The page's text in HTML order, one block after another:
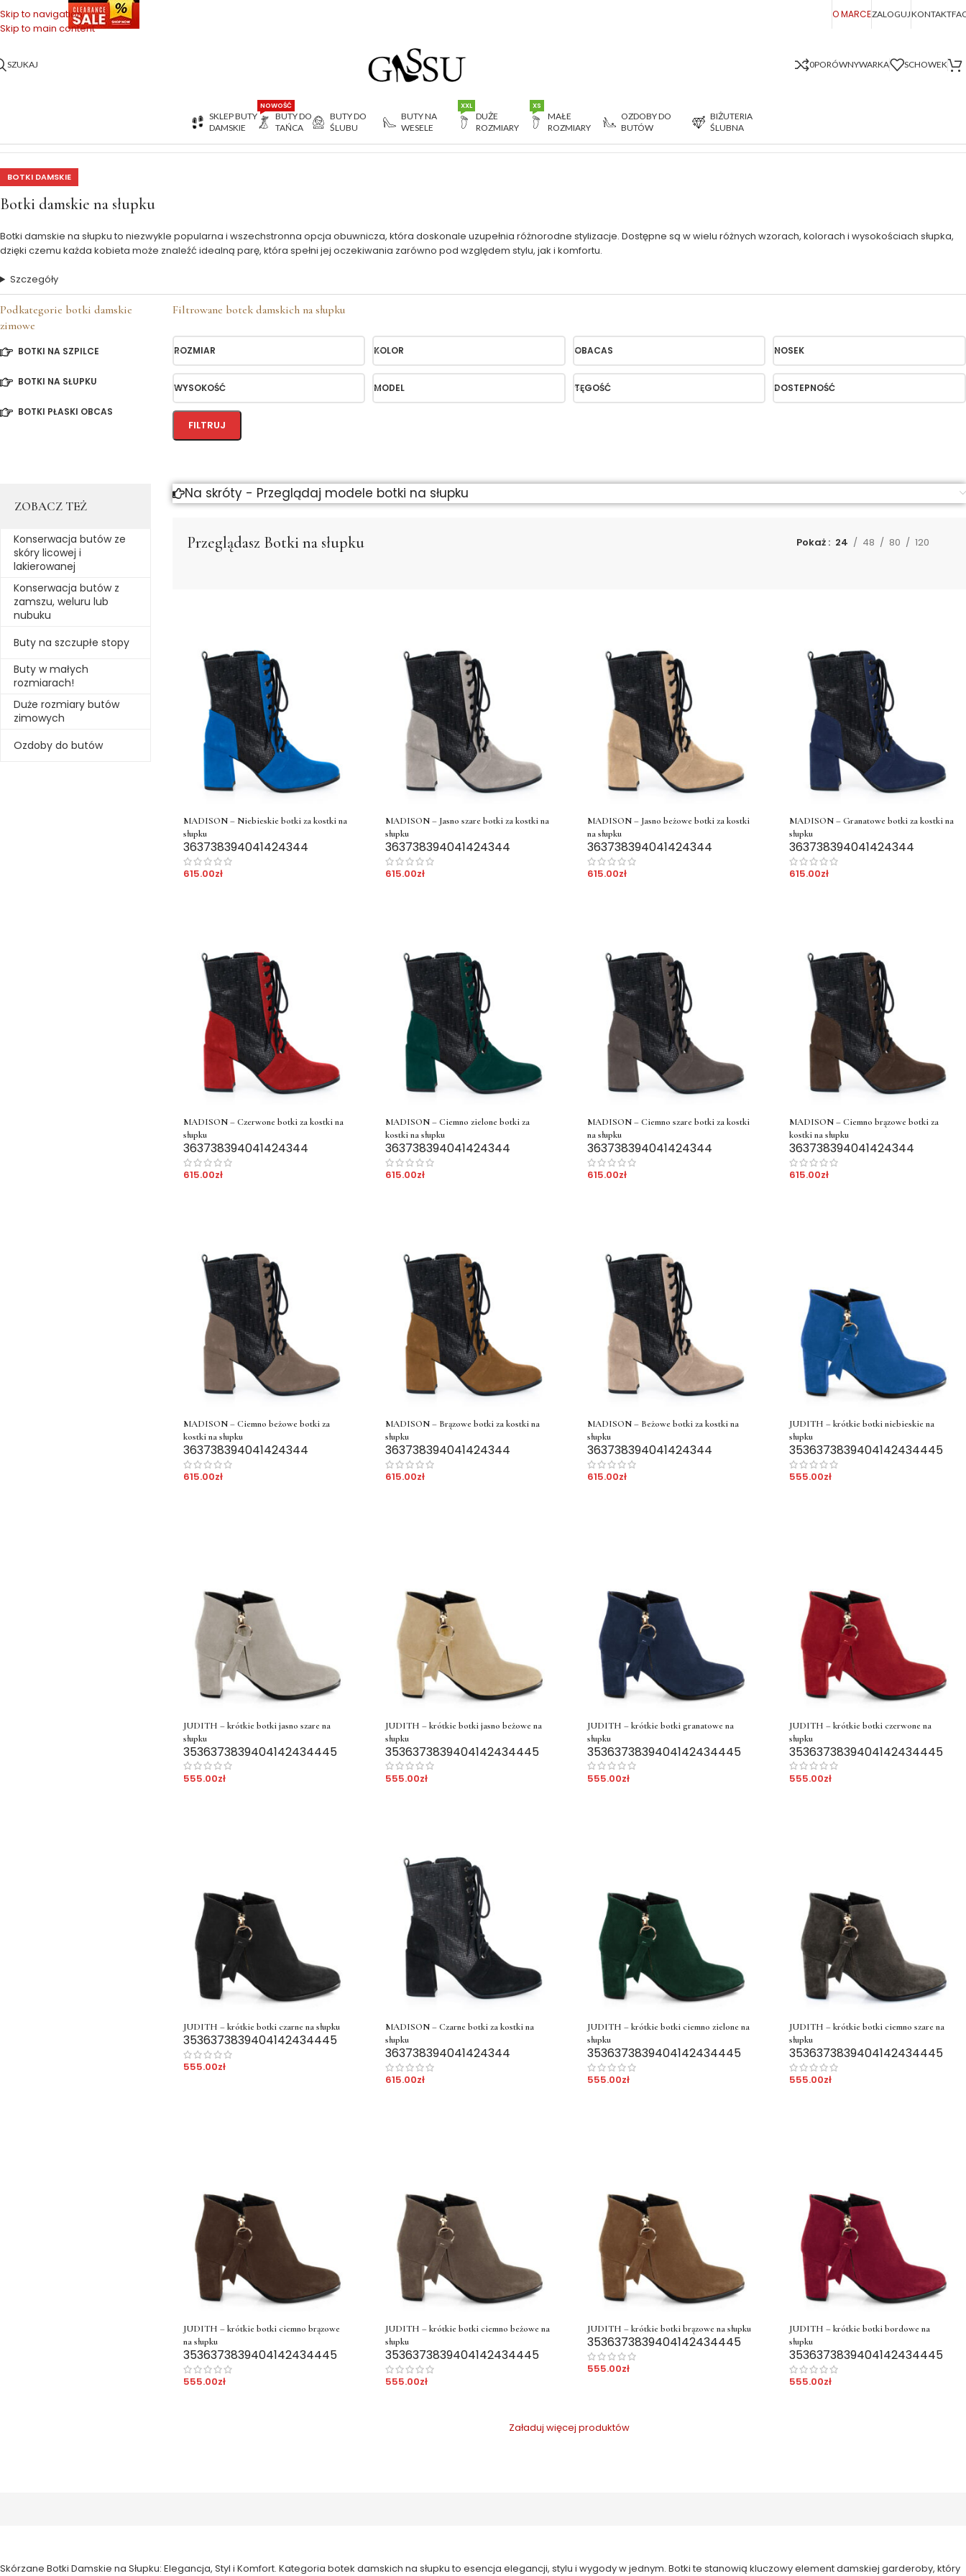
Skip to navigation
Skip to main content
SERII O MARCEZALOGUJKONTAKT
SZUKAJ 0PORÓWNYWARKA SCHOWEK
SKLEP BUTY
DAMSKIE
BUTY DO
TAŃCA
NOWOŚĆ
BUTY DO
ŚLUBU
BUTY NA
WESELE
DUŻE
ROZMIARY
XXL
MAŁE
ROZMIARY
XS
OZDOBY DO
BUTÓW
BIŻUTERIA
ŚLUBNA
Botki zimowe damskie >Botki na słupku
BOTKI DAMSKIE
Botki damskie na słupku
Botki damskie na słupku to niezwykle popularna i wszechstronna opcja obuwnicza, która doskonale uzupełnia różnorodne stylizacje. Dostępne są w wielu różnych wzorach, kolorach i wysokościach słupka,
dzięki czemu każda kobieta może znaleźć idealną parę, która spełni jej oczekiwania zarówno pod względem stylu, jak i komfortu.
Szczegóły
Podkategorie botki damskie
zimowe
BOTKI NA SZPILCE
BOTKI NA SŁUPKU
BOTKI PŁASKI OBCAS
Filtrowane botek damskich na słupku
ROZMIAR KOLOR OBACAS NOSEK
WYSOKOŚĆ MODEL TĘGOŚĆ DOSTEPNOŚĆ
FILTRUJ
ZOBACZ TEŻ
Konserwacja butów ze
skóry licowej i
lakierowanej
Konserwacja butów z
zamszu, weluru lub
nubuku
Buty na szczupłe stopy
Buty w małych
rozmiarach!
Duże rozmiary butów
zimowych
Ozdoby do butów
Na skróty - Przeglądaj modele botki na słupku
Przeglądasz Botki na słupku Pokaż 24 48 80 120
MADISON – Niebieskie botki za kostki na
słupku
363738394041424344
615.00zł
MADISON – Jasno szare botki za kostki na
słupku
363738394041424344
615.00zł
MADISON – Jasno beżowe botki za kostki
na słupku
363738394041424344
615.00zł
MADISON – Granatowe botki za kostki na
słupku
363738394041424344
615.00zł
MADISON – Czerwone botki za kostki na
słupku
363738394041424344
615.00zł
MADISON – Ciemno zielone botki za
kostki na słupku
363738394041424344
615.00zł
MADISON – Ciemno szare botki za kostki
na słupku
363738394041424344
615.00zł
MADISON – Ciemno brązowe botki za
kostki na słupku
363738394041424344
615.00zł
MADISON – Ciemno beżowe botki za
kostki na słupku
363738394041424344
615.00zł
MADISON – Brązowe botki za kostki na
słupku
363738394041424344
615.00zł
MADISON – Beżowe botki za kostki na
słupku
363738394041424344
615.00zł
JUDITH – krótkie botki niebieskie na
słupku
3536373839404142434445
555.00zł
JUDITH – krótkie botki jasno szare na
słupku
3536373839404142434445
555.00zł
JUDITH – krótkie botki jasno beżowe na
słupku
3536373839404142434445
555.00zł
JUDITH – krótkie botki granatowe na
słupku
3536373839404142434445
555.00zł
JUDITH – krótkie botki czerwone na
słupku
3536373839404142434445
555.00zł
JUDITH – krótkie botki czarne na słupku
3536373839404142434445
555.00zł
MADISON – Czarne botki za kostki na
słupku
363738394041424344
615.00zł
JUDITH – krótkie botki ciemno zielone na
słupku
3536373839404142434445
555.00zł
JUDITH – krótkie botki ciemno szare na
słupku
3536373839404142434445
555.00zł
JUDITH – krótkie botki ciemno brązowe
na słupku
3536373839404142434445
555.00zł
JUDITH – krótkie botki ciemno beżowe na
słupku
3536373839404142434445
555.00zł
JUDITH – krótkie botki brązowe na słupku
3536373839404142434445
555.00zł
JUDITH – krótkie botki bordowe na
słupku
3536373839404142434445
555.00zł
Załaduj więcej produktów
Skórzane Botki Damskie na Słupku: Elegancja, Styl i Komfort. Kategoria botek damskich na słupku to esencja elegancji, stylu i wygody w jednym. Botki te stanowią kluczowy element damskiej garderoby, który